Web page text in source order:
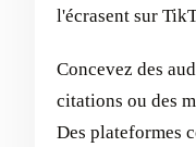
l'écrasent sur
Concevez des
citations ou des
Des plateformes